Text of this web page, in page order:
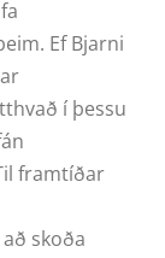
Ef Bjarni
í þessu
framtíðar
skoða